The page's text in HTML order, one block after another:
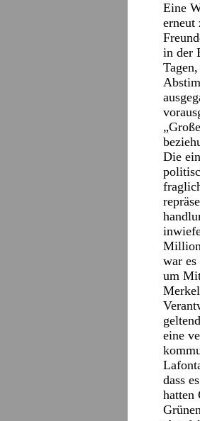
Eine
erneut
in der
Die
war
um
eine
dass
hatten